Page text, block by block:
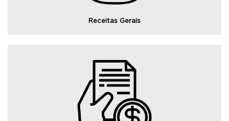
Receitas Gerais
Consulte a lista dos inscritos em dívida ativa, com
detalhes dos dados referentes ao nome do inscrito, o
valor total da dívida e demais informações.